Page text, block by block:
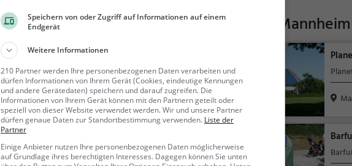
Ähnliche Aktivitäten wieBowling World Mannheim
Technoseum
Museum in Mannheim
Mannhei
m
Kunst &
Museen
Mannheim
Zoo in Mannheim
Speichern von oder Zugriff auf Informationen auf einem
Endgerät
Weitere Informationen
210 Partner werden Ihre personenbezogenen Daten verarbeiten und
dürfen Informationen von Ihrem Gerät (Cookies, eindeutige Kennungen
und andere Gerätedaten) speichern und darauf zugreifen. Die
Informationen von Ihrem Gerät können mit den Partnern geteilt oder
speziell von dieser Website verwendet werden. Wir und unsere Partner
dürfen genaue Daten zur Standortbestimmung verwenden. Liste der
Partner
Einige Anbieter nutzen Ihre personenbezogenen Daten möglicherweise
auf Grundlage ihres berechtigten Interesses. Dagegen können Sie unten